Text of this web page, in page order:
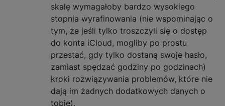
skalę wymagałoby bardzo wysokiego
stopnia wyrafinowania (nie wspominając o
tym, że jeśli tylko troszczyli się o dostęp
do konta iCloud, mogliby po prostu
przestać, gdy tylko dostaną swoje hasło,
zamiast spędzać godziny po godzinach)
kroki rozwiązywania problemów, które nie
dają im żadnych dodatkowych danych o
tobie).